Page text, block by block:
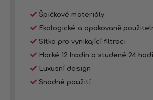
Špičkové materiály
Ekologické a opakovaně
Sítko pro vynikající filtraci
Horké 12 hodin a studené 24
Luxusní design
Snadné použití